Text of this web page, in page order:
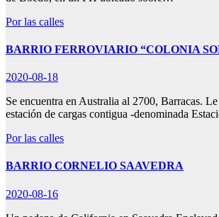
Por las calles
BARRIO FERROVIARIO “COLONIA
2020-08-18
Se encuentra en Australia al 2700, Barracas.
estación de cargas contigua -denominada
Por las calles
BARRIO CORNELIO SAAVEDRA
2020-08-16